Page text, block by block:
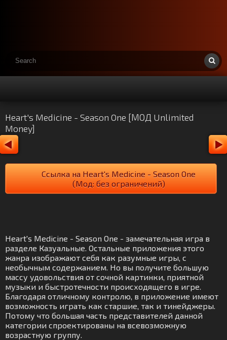
Heart's Medicine - Season One [МОД Unlimited
Money]
Ссылка на Heart's Medicine - Season One
(Мод: без ограничений)
Heart's Medicine - Season One - замечательная игра в
разделе Казуальные. Остальные приложения этого
жанра изображают себя как разумные игры, с
необычным содержанием. Но вы получите большую
массу удовольствия от сочной картинки, приятной
музыки и быстротечности происходящего в игре.
Благодаря отличному контролю, в приложение имеют
возможность играть как старшие, так и тинейджеры.
Потому что большая часть представителей данной
категории спроектированы на всевозможную
возрастную группу.